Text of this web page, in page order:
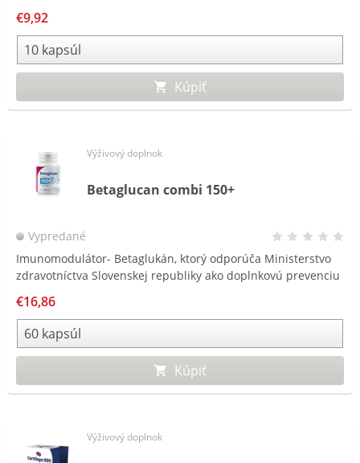
€9,92
Kúpiť
Výživový doplnok
Betaglucan combi 150+
Vypredané
Imunomodulátor- Betaglukán, ktorý odporúča Ministerstvo
zdravotníctva Slovenskej republiky ako doplnkovú prevenciu
€16,86
Kúpiť
Výživový doplnok